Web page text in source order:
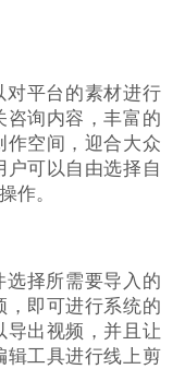
对平台的素材进行
咨询内容，丰富的
作空间，迎合大众
可以自由选择自
作。
选择所需要导入的
，即可进行系统的
导出视频，并且让
辑工具进行线上剪